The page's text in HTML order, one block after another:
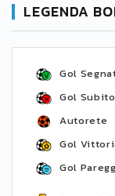
LEGENDA
Gol
Gol Subito
Autorete
Gol
Gol